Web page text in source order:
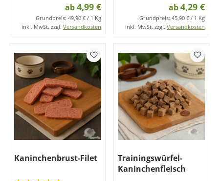
ab4,99 €
Grundpreis: 49,90 € / 1 Kg
inkl. MwSt. zzgl. Versandkosten
ab4,29 €
Grundpreis: 45,90 € / 1 Kg
inkl. MwSt. zzgl. Versandkosten
Kaninchenbrust-Filet
Trainingswürfel-
Kaninchenfleisch